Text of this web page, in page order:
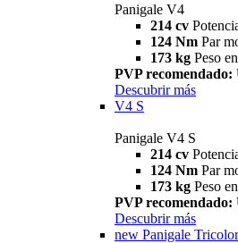
Panigale V4
214 cv
124 Nm Par
173 kg Peso
PVP recomendado:
Descubrir más
V4 S
Panigale V4 S
214 cv
124 Nm Par
173 kg Peso
PVP recomendado:
Descubrir más
new Panigale